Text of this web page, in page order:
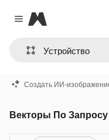
Close menu
Magnific
Создать ИИ-
Векторы По